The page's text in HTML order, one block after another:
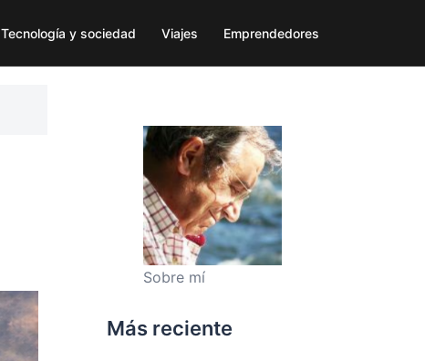
Tecnología y sociedad Viajes Emprendedores
Sobre mí
Más reciente